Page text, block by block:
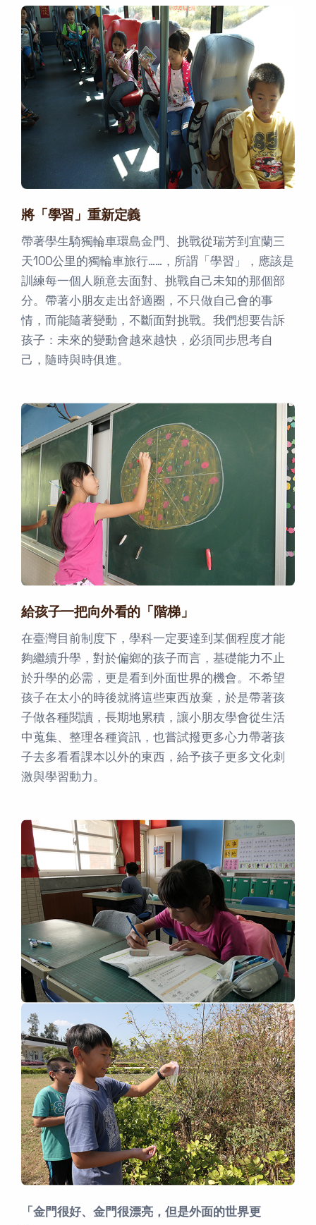
將「學習」重新定義
帶著學生騎獨輪車環島金門、挑戰從瑞芳到宜蘭三
天100公里的獨輪車旅行……，所謂「學習」，應該是
訓練每一個人願意去面對、挑戰自己未知的那個部
分。帶著小朋友走出舒適圈，不只做自己會的事
情，而能隨著變動，不斷面對挑戰。我們想要告訴
孩子：未來的變動會越來越快，必須同步思考自
己，隨時與時俱進。
給孩子一把向外看的「階梯」
在臺灣目前制度下，學科一定要達到某個程度才能
夠繼續升學，對於偏鄉的孩子而言，基礎能力不止
於升學的必需，更是看到外面世界的機會。不希望
孩子在太小的時後就將這些東西放棄，於是帶著孩
子做各種閱讀，長期地累積，讓小朋友學會從生活
中蒐集、整理各種資訊，也嘗試撥更多心力帶著孩
子去多看看課本以外的東西，給予孩子更多文化刺
激與學習動力。
「金門很好、金門很漂亮，但是外面的世界更